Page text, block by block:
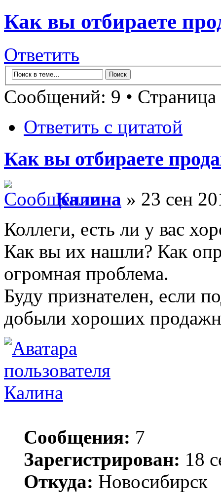
Как вы отбираете
Ответить
Сообщений: 9 • Страница
Ответить с цитатой
Как вы отбираете
Калина » 23 сен
Коллеги, есть ли у вас
Как вы их нашли? Как
огромная проблема.
Буду признателен, если
добыли хороших
Калина
Сообщения: 7
Зарегистрирован: 18
Откуда: Новосибирск